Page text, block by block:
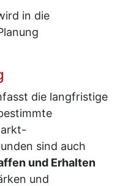
in die
die langfristige
sind auch
und Erhalten
und